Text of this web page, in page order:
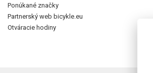
Ponúkané značky
Partnerský web bicykle.eu
Otváracie hodiny